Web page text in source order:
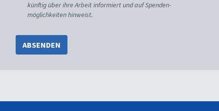
künftig über ihre Arbeit informiert und auf Spenden-
möglichkeiten hinweist.
ABSENDEN